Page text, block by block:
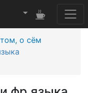
о сём